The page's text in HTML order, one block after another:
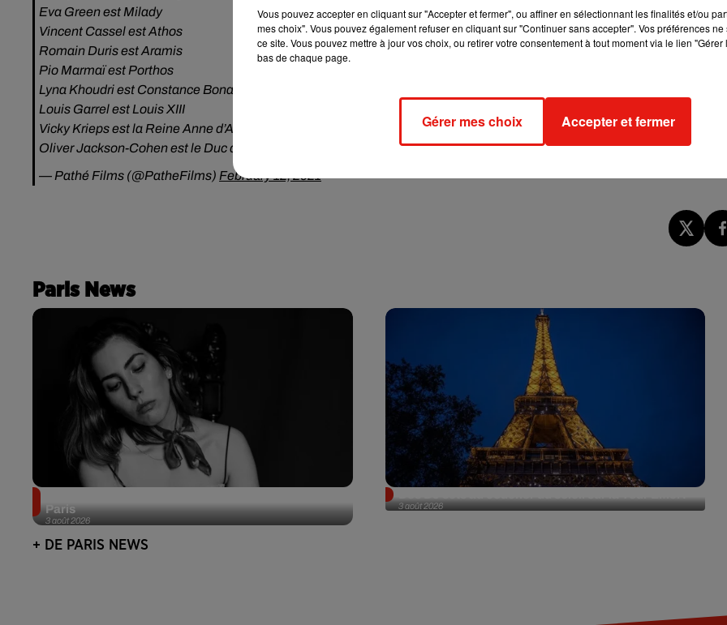
Eva Green est Milady
Vincent Cassel est Athos
Romain Duris est Aramis
Pio Marmaï est Porthos
Lyna Khoudri est Constance Bonacieux
Louis Garrel est Louis XIII
Vicky Krieps est la Reine Anne d’Autriche
Oliver Jackson-Cohen est le Duc de Buckingham
— Pathé Films (@PatheFilms) February 12, 2021
Paris News
3 août 2026
Paris
3 août 2026
+ DE PARIS NEWS
Vous pouvez accepter en cliquant sur "Accepter et fermer", ou affiner en sélectionnant les finalités et/ou
mes choix". Vous pouvez également refuser en cliquant sur "Continuer sans accepter". Vos préférences
ce site. Vous pouvez mettre à jour vos choix, ou retirer votre consentement à tout moment via le lien
bas de chaque page.
Gérer mes choix Accepter et fermer